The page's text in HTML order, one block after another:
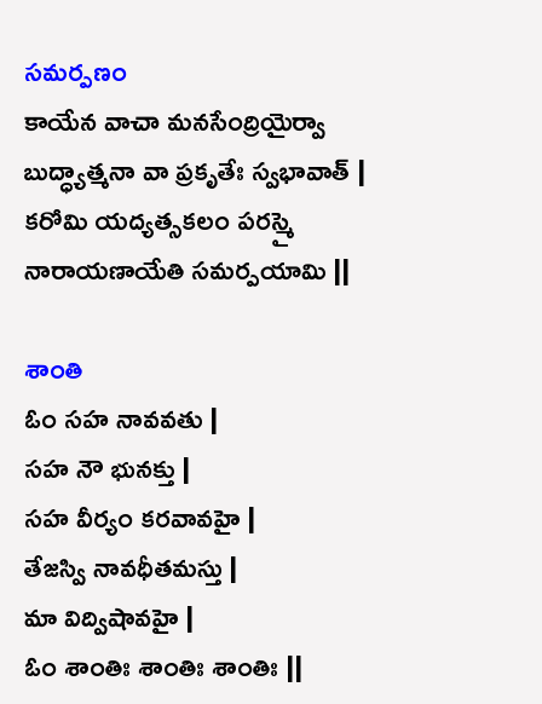
సమర్పణం
కాయేన వాచా మనసేంద్రియైర్వా
బుద్ధ్యాత్మనా వా ప్రకృతేః స్వభావాత్ |
కరోమి యద్యత్సకలం పరస్మై
నారాయణాయేతి సమర్పయామి ||
శాంతి
ఓం సహ నావవతు |
సహ నౌ భునక్తు |
సహ వీర్యం కరవావహై |
తేజస్వి నావధీతమస్తు |
మా విద్విషావహై |
ఓం శాంతిః శాంతిః శాంతిః ||